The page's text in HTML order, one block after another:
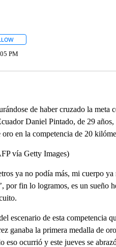
FOLLOW "" TO RECEIVE
PM
de haber cruzado la meta
Daniel Pintado, de 29
oro en la competencia de 20
vía Getty Images)
ya no podía más, mi cuerpo
por fin lo logramos, es un
escenario de esta competencia
ganaba la primera medalla de
eso ocurrió y este jueves se